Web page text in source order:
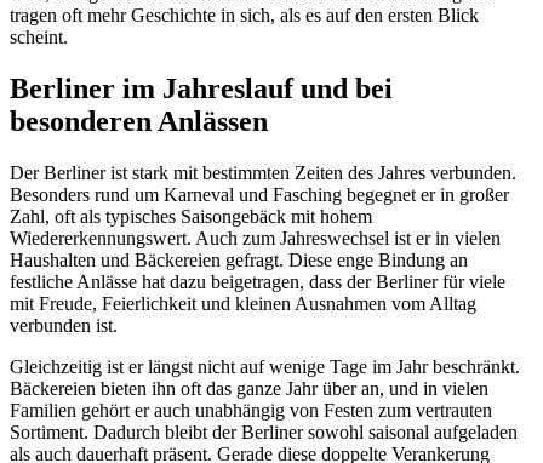
tragen oft mehr Geschichte in sich, als es auf den ersten Blick
scheint.
Berliner im Jahreslauf und bei
besonderen Anlässen
Der Berliner ist stark mit bestimmten Zeiten des Jahres verbunden.
Besonders rund um Karneval und Fasching begegnet er in großer
Zahl, oft als typisches Saisongebäck mit hohem
Wiedererkennungswert. Auch zum Jahreswechsel ist er in vielen
Haushalten und Bäckereien gefragt. Diese enge Bindung an
festliche Anlässe hat dazu beigetragen, dass der Berliner für viele
mit Freude, Feierlichkeit und kleinen Ausnahmen vom Alltag
verbunden ist.
Gleichzeitig ist er längst nicht auf wenige Tage im Jahr beschränkt.
Bäckereien bieten ihn oft das ganze Jahr über an, und in vielen
Familien gehört er auch unabhängig von Festen zum vertrauten
Sortiment. Dadurch bleibt der Berliner sowohl saisonal aufgeladen
als auch dauerhaft präsent. Gerade diese doppelte Verankerung